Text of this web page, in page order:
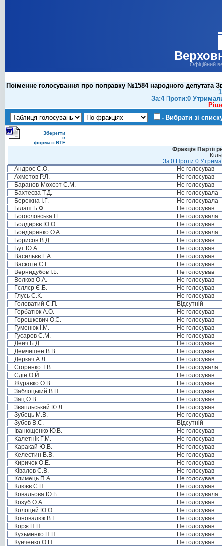
Офіційний
Поіменне голосування про поправку №1584 народного депутата
За:4 Проти:0
- Вибрати зі
Зберегти
в
форматі RTF
Фракція Партії
За:0 Проти:0
Андрос С.О.
Не голосував
Ахметов Р.Л.
Не голосував
Баранов-Мохорт С.М.
Не голосував
Бахтеєва Т.Д.
Не голосувала
Бережна І.Г.
Не голосувала
Білаш Б.Ф.
Не голосував
Богословська І.Г.
Не голосувала
Болдирєв Ю.О.
Не голосував
Бондаренко О.А.
Не голосувала
Борисов В.Д.
Не голосував
Бут Ю.А.
Не голосував
Васильєв Г.А.
Не голосував
Васютін С.І.
Не голосував
Вернидубов І.В.
Не голосував
Волков О.А.
Не голосував
Гєллєр Є.Б.
Не голосував
Глусь С.К.
Не голосував
Головатий С.П.
Відсутній
Горбатюк А.О.
Не голосував
Горошкевич О.С.
Не голосував
Гуменюк І.М.
Не голосував
Гусаров С.М.
Не голосував
Дейч Б.Д.
Не голосував
Демчишен В.В.
Не голосував
Деркач А.Л.
Не голосував
Єгоренко Т.В.
Не голосувала
Єдін О.Й.
Не голосував
Журавко О.В.
Не голосував
Заблоцький В.П.
Не голосував
Зац О.В.
Не голосував
Звягільський Ю.Л.
Не голосував
Зубець М.В.
Не голосував
Зубов В.С.
Відсутній
Іванющенко Ю.В.
Не голосував
Калетнік Г.М.
Не голосував
Каракай Ю.В.
Не голосував
Келестин В.В.
Не голосував
Киричок О.Е.
Не голосував
Ківалов С.В.
Не голосував
Климець П.А.
Не голосував
Клюєв С.П.
Не голосував
Ковальова Ю.В.
Не голосувала
Козуб О.А.
Не голосував
Колоцей Ю.О.
Не голосував
Коновалюк В.І.
Не голосував
Корж П.П.
Не голосував
Кузьменко П.П.
Не голосував
Кунченко О.П.
Не голосував